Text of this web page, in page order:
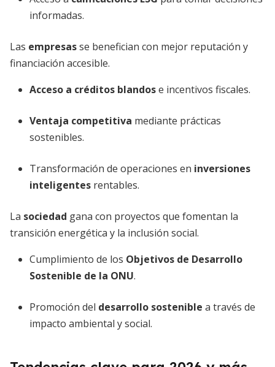
informadas.
Las empresasse benefician con mejor reputación y
financiación accesible.
Acceso a créditos blandose incentivos fiscales.
Ventaja competitiva mediante prácticas
sostenibles.
Transformación de operaciones en inversiones
inteligentes rentables.
La sociedad gana con proyectos que fomentan la
transición energética y la inclusión social.
Cumplimiento de los Objetivos de Desarrollo
Sostenible de la ONU.
Promoción del desarrollo sostenible a través de
impacto ambiental y social.